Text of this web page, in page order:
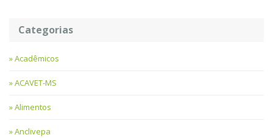
Categorias
Acadêmicos
ACAVET-MS
Alimentos
Anclivepa